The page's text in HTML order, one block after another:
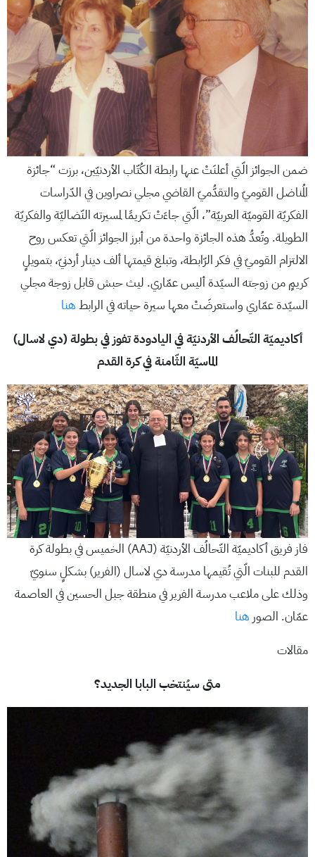
ضمن الجوائز الّتي أعلنَتْ عنها رابطة الكُتّاب الأردنيّين، برزت “جائزة
المُناضل القوميّ والتقدُّميّ القاضي مجلي نصراوين في الدّراسات
الفكريّة القوميّة العربيّة”، الّتي جاءَتْ تكريمًا لمسيرته النّضاليّة والفكريّة
الطويلة. وتُعدُّ هذه الجائزة واحدة من أبرز الجوائز الّتي تعكس روح
الالتزام القوميّ في فكر الرّابطة، وتبلغ قيمتها ألف دينار أردنيّ، بتمويلٍ
كريمٍ من زوجته السيّدة أليس عمّاري. ليث حبش قابل زوجة مجلي
السيّدة عمّاري واستعرضَتْ معها سيرة حياته في الرابط هنا
أكاديميّة التّحالُف الأردنيّة في اليادودة تفوز في بطولة (دي لاسال)
الماسيّة الثّامنة في كرة القدم
فاز فريق أكاديميّة التّحالُف الأردنيّة (AAJ) الخميس في بطولة كرة
القدم للبنات الّتي تُقيمها مدرسة دي لاسال (الفرير) بشكلٍ سنويّ
وذلك على ملاعب مدرسة الفرير في منطقة جبل الحسين في العاصمة
عمّان. الصور هنا
مقالات
متى سيُنتخب البابا الجديد؟